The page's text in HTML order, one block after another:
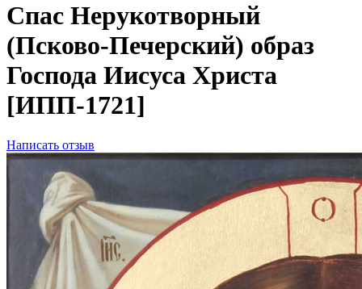
Спас Нерукотворный
(Псково-Печерский) образ
Господа Иисуса Христа
[ИПП-1721]
Написать отзыв